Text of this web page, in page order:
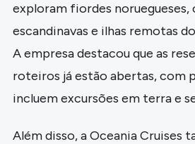
exploram fiordes noruegueses,
escandinavas e ilhas remotas
A empresa destacou que as
roteiros já estão abertas, com
incluem excursões em terra e
Além disso, a Oceania Cruises